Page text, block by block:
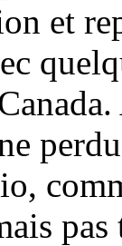
et
perdu
pas